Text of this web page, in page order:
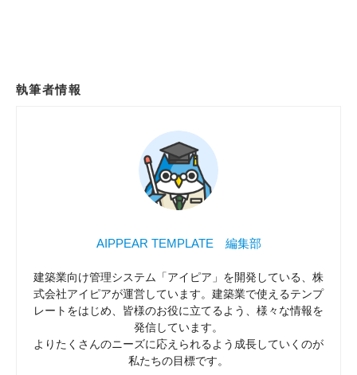
執筆者情報
AIPPEAR TEMPLATE 編集部
建築業向け管理システム「アイピア」を開発している、株
式会社アイピアが運営しています。建築業で使えるテンプ
レートをはじめ、皆様のお役に立てるよう、様々な情報を
発信しています。
よりたくさんのニーズに応えられるよう成長していくのが
私たちの目標です。